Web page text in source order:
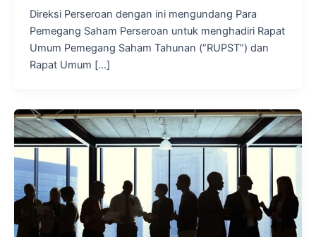
Direksi Perseroan dengan ini mengundang Para
Pemegang Saham Perseroan untuk menghadiri Rapat
Umum Pemegang Saham Tahunan (“RUPST”) dan
Rapat Umum […]